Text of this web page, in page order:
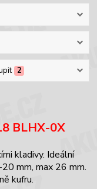
2
BLHX-0X
kladivy. Ideální
mm, max 26 mm.
kufru.